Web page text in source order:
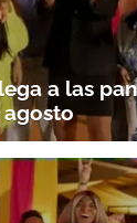
a las
agosto